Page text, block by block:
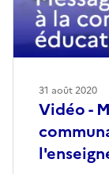
Vidéo -
31 août 2020